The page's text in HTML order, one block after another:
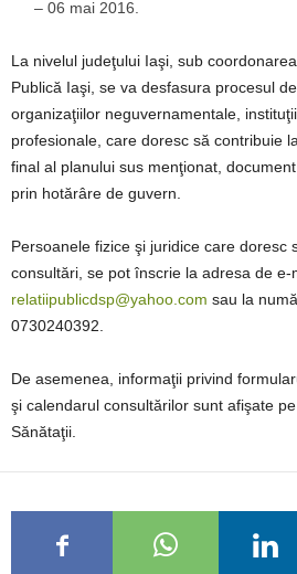
– 06 mai 2016.
La nivelul judeţului Iaşi, sub
Publică Iaşi, se va desfasura procesul
organizaţiilor neguvernamentale,
profesionale, care doresc să contribuie
final al planului sus menţionat,
prin hotărâre de guvern.
Persoanele fizice şi juridice care doresc
consultări, se pot înscrie la adresa de e-
relatiipublicdsp@yahoo.com sau la
0730240392.
De asemenea, informaţii privind
şi calendarul consultărilor sunt afişate
Sănătaţii.